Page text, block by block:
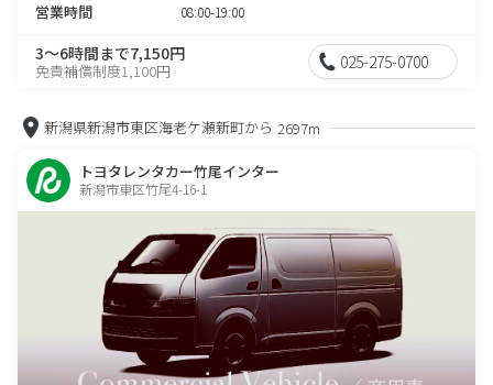
営業時間 08:00-19:00
3～6時間まで7,150円
免責補償制度1,100円 025-275-0700
新潟県新潟市東区海老ケ瀬新町から 2697m
トヨタレンタカー竹尾インター
新潟市東区竹尾4-16-1